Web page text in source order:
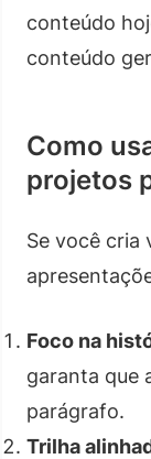
conteúdo
conteúdo
Como
projetos
Se você cria
Foco na
garanta que
parágrafo.
Trilha